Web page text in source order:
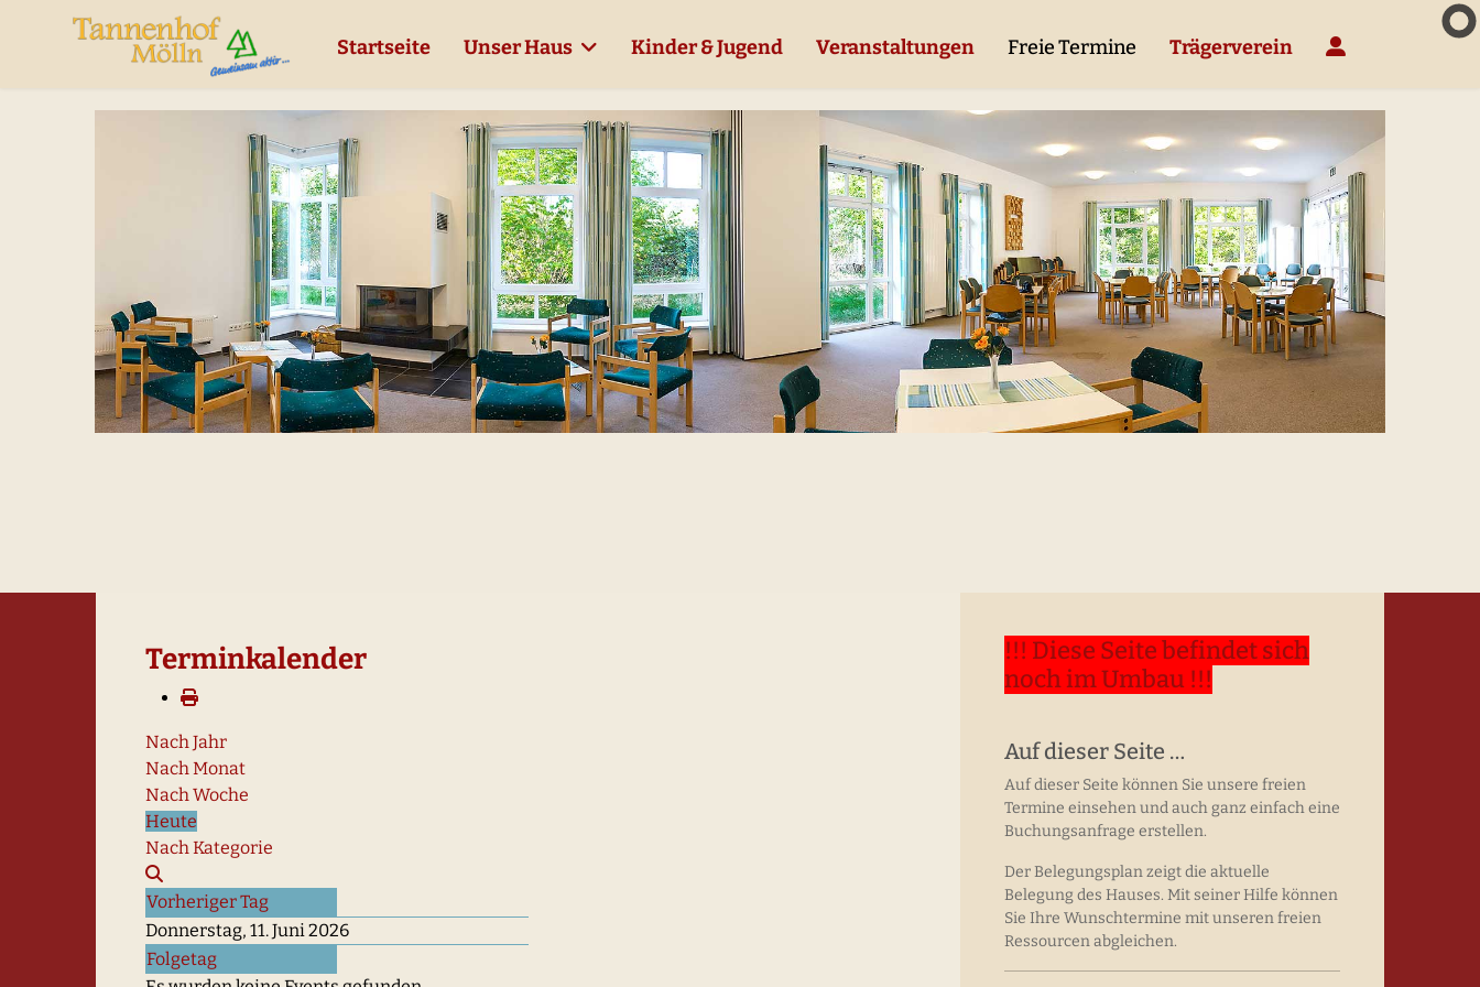
Startseite Unser Haus Kinder & Jugend Veranstaltungen Freie Termine Trägerverein
Terminkalender
Nach Jahr
Nach Monat
Nach Woche
Heute
Nach Kategorie
Vorheriger Tag
Donnerstag, 11. Juni 2026
Folgetag
!!! Diese Seite befindet sich
noch im Umbau !!!
Auf dieser Seite …
Auf dieser Seite können Sie unsere freien
Termine einsehen und auch ganz einfach eine
Buchungsanfrage erstellen.
Der Belegungsplan zeigt die aktuelle
Belegung des Hauses. Mit seiner Hilfe können
Sie Ihre Wunschtermine mit unseren freien
Ressourcen abgleichen.